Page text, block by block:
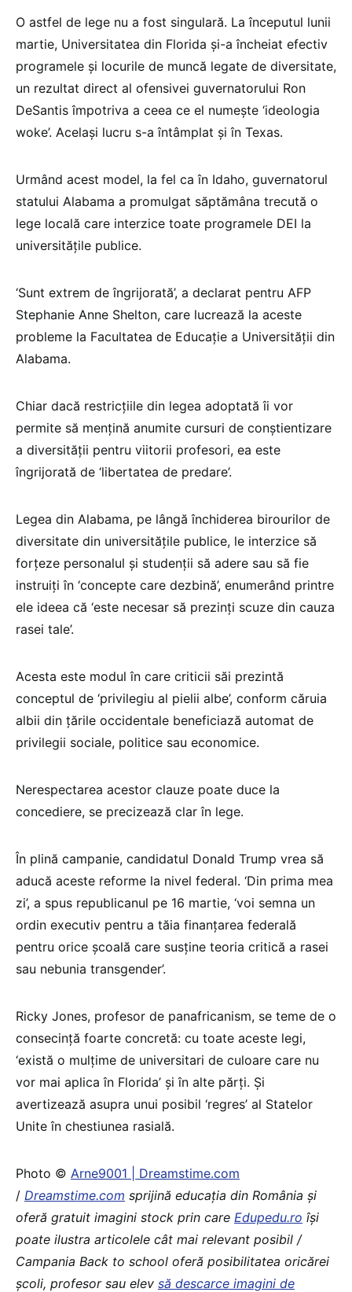
O astfel de lege nu a fost singulară. La începutul lunii
martie, Universitatea din Florida şi-a încheiat efectiv
programele şi locurile de muncă legate de diversitate,
un rezultat direct al ofensivei guvernatorului Ron
DeSantis împotriva a ceea ce el numeşte ‘ideologia
woke’. Acelaşi lucru s-a întâmplat şi în Texas.
Urmând acest model, la fel ca în Idaho, guvernatorul
statului Alabama a promulgat săptămâna trecută o
lege locală care interzice toate programele DEI la
universităţile publice.
‘Sunt extrem de îngrijorată’, a declarat pentru AFP
Stephanie Anne Shelton, care lucrează la aceste
probleme la Facultatea de Educaţie a Universităţii din
Alabama.
Chiar dacă restricţiile din legea adoptată îi vor
permite să menţină anumite cursuri de conştientizare
a diversităţii pentru viitorii profesori, ea este
îngrijorată de ‘libertatea de predare’.
Legea din Alabama, pe lângă închiderea birourilor de
diversitate din universităţile publice, le interzice să
forţeze personalul şi studenţii să adere sau să fie
instruiţi în ‘concepte care dezbină’, enumerând printre
ele ideea că ‘este necesar să prezinţi scuze din cauza
rasei tale’.
Acesta este modul în care criticii săi prezintă
conceptul de ‘privilegiu al pielii albe’, conform căruia
albii din ţările occidentale beneficiază automat de
privilegii sociale, politice sau economice.
Nerespectarea acestor clauze poate duce la
concediere, se precizează clar în lege.
În plină campanie, candidatul Donald Trump vrea să
aducă aceste reforme la nivel federal. ‘Din prima mea
zi’, a spus republicanul pe 16 martie, ‘voi semna un
ordin executiv pentru a tăia finanţarea federală
pentru orice şcoală care susţine teoria critică a rasei
sau nebunia transgender’.
Ricky Jones, profesor de panafricanism, se teme de o
consecinţă foarte concretă: cu toate aceste legi,
‘există o mulţime de universitari de culoare care nu
vor mai aplica în Florida’ şi în alte părţi. Şi
avertizează asupra unui posibil ‘regres’ al Statelor
Unite în chestiunea rasială.
Photo © Arne9001 | Dreamstime.com
/ Dreamstime.com sprijină educaţia din România şi
oferă gratuit imagini stock prin care Edupedu.ro îşi
poate ilustra articolele cât mai relevant posibil /
Campania Back to school oferă posibilitatea oricărei
școli, profesor sau elev să descarce imagini de